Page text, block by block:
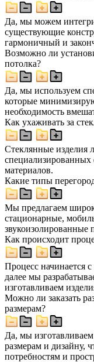
Да, мы можем
существующие
гармоничный и
Возможно ли
потолка?
Да, мы используем
которые
необходимость
Как ухаживать за
Стеклянные изделия
специализированных
материалов.
Какие типы
Мы предлагаем
стационарные,
звукоизолированные
Как происходит
Процесс начинается
далее мы
изготавливаем
Можно ли заказать
размерам?
Да, мы
размерам и дизайну,
потребностям и